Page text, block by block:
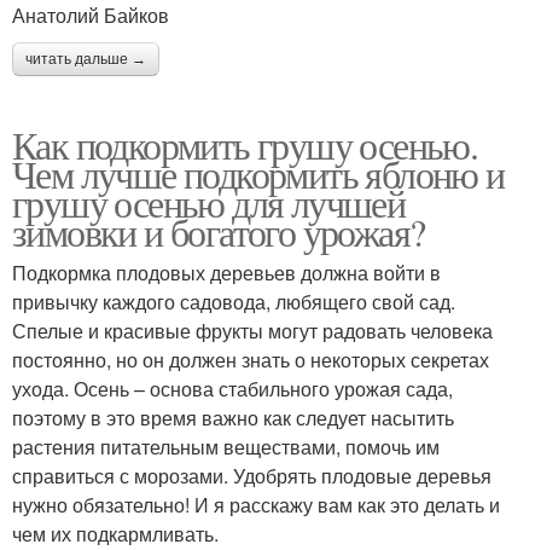
Анатолий Байков
читать дальше →
Как подкормить грушу осенью.
Чем лучше подкормить яблоню и
грушу осенью для лучшей
зимовки и богатого урожая?
Подкормка плодовых деревьев должна войти в
привычку каждого садовода, любящего свой сад.
Спелые и красивые фрукты могут радовать человека
постоянно, но он должен знать о некоторых секретах
ухода. Осень – основа стабильного урожая сада,
поэтому в это время важно как следует насытить
растения питательным веществами, помочь им
справиться с морозами. Удобрять плодовые деревья
нужно обязательно! И я расскажу вам как это делать и
чем их подкармливать.